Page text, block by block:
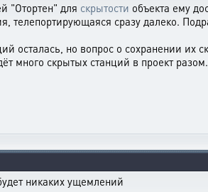
"Отортен" для скрытости объекта ему
телепортирующаяся сразу далеко.
осталась, но вопрос о сохранении их
много скрытых станций в проект разом.
никаких ущемлений